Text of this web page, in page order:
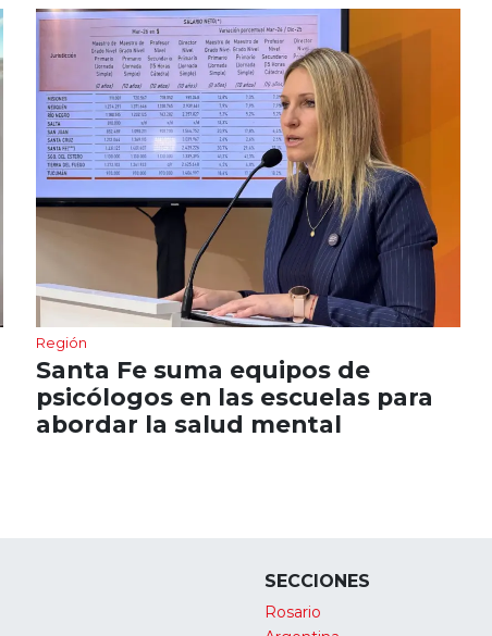
Región
Santa Fe suma equipos de
psicólogos en las escuelas para
abordar la salud mental
SECCIONES
Rosario